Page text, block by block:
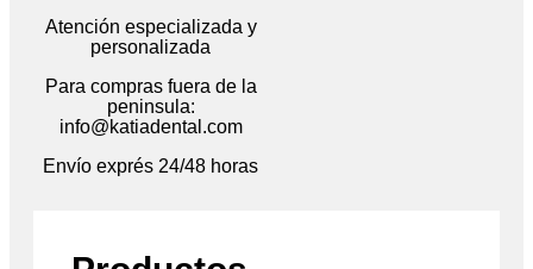
Atención especializada y
personalizada
Para compras fuera de la
peninsula:
info@katiadental.com
Envío exprés 24/48 horas